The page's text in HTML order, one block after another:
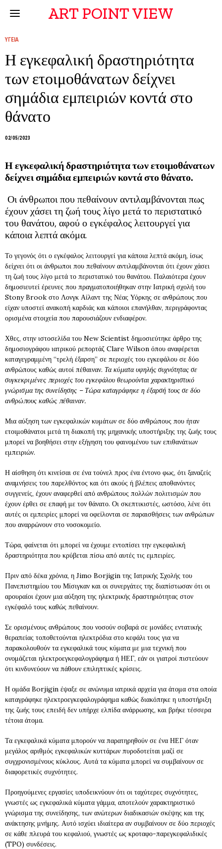
ART POINT VIEW
ΥΓΕΙΑ
Η εγκεφαλική δραστηριότητα
των ετοιμοθάνατων δείχνει
σημάδια εμπειριών κοντά στο
θάνατο
02/05/2023
Η εγκεφαλική δραστηριότητα των ετοιμοθάνατων
δείχνει σημάδια εμπειριών κοντά στο θάνατο.
Οι άνθρωποι που πεθαίνουν αντιλαμβάνονται πως
έχουν χάσει τη ζωή τους λίγο μετά το περιστατικό
του θανάτου, αφού ο εγκέφαλος λειτουργεί για
κάποια λεπτά ακόμα.
Το γεγονός ότι ο εγκέφαλος λειτουργεί για κάποια λεπτά ακόμη, ίσως
δείχνει ότι οι άνθρωποι που πεθαίνουν αντιλαμβάνονται ότι έχουν χάσει
τη ζωή τους λίγο μετά το περιστατικό του θανάτου. Παλαιότερα έχουν
δημοσιευτεί έρευνες που πραγματοποιήθηκαν στην Ιατρική σχολή του
Stony Brook στο Λονγκ Αίλαντ της Νέας Υόρκης σε ανθρώπους που
είχαν υποστεί ανακοπή καρδιάς και κάποιοι επανήλθαν, περιγράφοντας
ορισμένα στοιχεία που παρουσιάζουν ενδιαφέρον.
Χθες, στην ιστοσελίδα του New Scientist δημοσιεύτηκε άρθρο της
δημοσιογράφου ιατρικού ρεπορτάζ Clare Wilson όπου αναφέρεται
καταγεγραμμένη “τρελή έξαρση” σε περιοχές του εγκεφάλου σε δύο
ανθρώπους καθώς αυτοί πέθαιναν. Τα κύματα υψηλής συχνότητας σε
συγκεκριμένες περιοχές του εγκεφάλου θεωρούνται χαρακτηριστικό
γνώρισμα της συνείδησης – Τώρα καταγράφηκε η έξαρσή τους σε δύο
ανθρώπους καθώς πέθαιναν.
Μια αύξηση των εγκεφαλικών κυμάτων σε δύο ανθρώπους που ήταν
ετοιμοθάνατοι μετά τη διακοπή της μηχανικής υποστήριξης της ζωής τους
μπορεί να βοηθήσει στην εξήγηση του φαινομένου των επιθανάτιων
εμπειριών.
Η αίσθηση ότι κινείσαι σε ένα τούνελ προς ένα έντονο φως, ότι ξαναζείς
αναμνήσεις του παρελθόντος και ότι ακούς ή βλέπεις αποθανόντες
συγγενείς, έχουν αναφερθεί από ανθρώπους πολλών πολιτισμών που
έχουν έρθει σε επαφή με τον θάνατο. Οι σκεπτικιστές, ωστόσο, λένε ότι
αυτές οι εμπειρίες μπορεί να οφείλονται σε παραισθήσεις των ανθρώπων
που αναρρώνουν στο νοσοκομείο.
Τώρα, φαίνεται ότι μπορεί να έχουμε εντοπίσει την εγκεφαλική
δραστηριότητα που κρύβεται πίσω από αυτές τις εμπειρίες.
Πριν από δέκα χρόνια, η Jimo Borjigin της Ιατρικής Σχολής του
Πανεπιστημίου του Μίσιγκαν και οι συνεργάτες της διαπίστωσαν ότι οι
αρουραίοι έχουν μια αύξηση της ηλεκτρικής δραστηριότητας στον
εγκέφαλό τους καθώς πεθαίνουν.
Σε ορισμένους ανθρώπους που νοσούν σοβαρά σε μονάδες εντατικής
θεραπείας τοποθετούνται ηλεκτρόδια στο κεφάλι τους για να
παρακολουθούν τα εγκεφαλικά τους κύματα με μια τεχνική που
ονομάζεται ηλεκτροεγκεφαλογράφημα ή ΗΕΓ, εάν οι γιατροί πιστεύουν
ότι κινδυνεύουν να πάθουν επιληπτικές κρίσεις.
Η ομάδα Borjigin έψαξε σε ανώνυμα ιατρικά αρχεία για άτομα στα οποία
καταγράφηκε ηλεκτροεγκεφαλογράφημα καθώς διακόπηκε η υποστήριξη
της ζωής τους επειδή δεν υπήρχε ελπίδα ανάρρωσης, και βρήκε τέσσερα
τέτοια άτομα.
Τα εγκεφαλικά κύματα μπορούν να παρατηρηθούν σε ένα ΗΕΓ όταν
μεγάλος αριθμός εγκεφαλικών κυττάρων πυροδοτείται μαζί σε
συγχρονισμένους κύκλους. Αυτά τα κύματα μπορεί να συμβαίνουν σε
διαφορετικές συχνότητες.
Προηγούμενες εργασίες υποδεικνύουν ότι οι ταχύτερες συχνότητες,
γνωστές ως εγκεφαλικά κύματα γάμμα, αποτελούν χαρακτηριστικό
γνώρισμα της συνείδησης, των ανώτερων διαδικασιών σκέψης και της
ανάκτησης μνήμης. Αυτό ισχύει ιδιαίτερα αν συμβαίνουν σε δύο περιοχές
σε κάθε πλευρά του κεφαλιού, γνωστές ως κροταφο-παρεγκεφαλιδικές
(TPO) συνδέσεις.